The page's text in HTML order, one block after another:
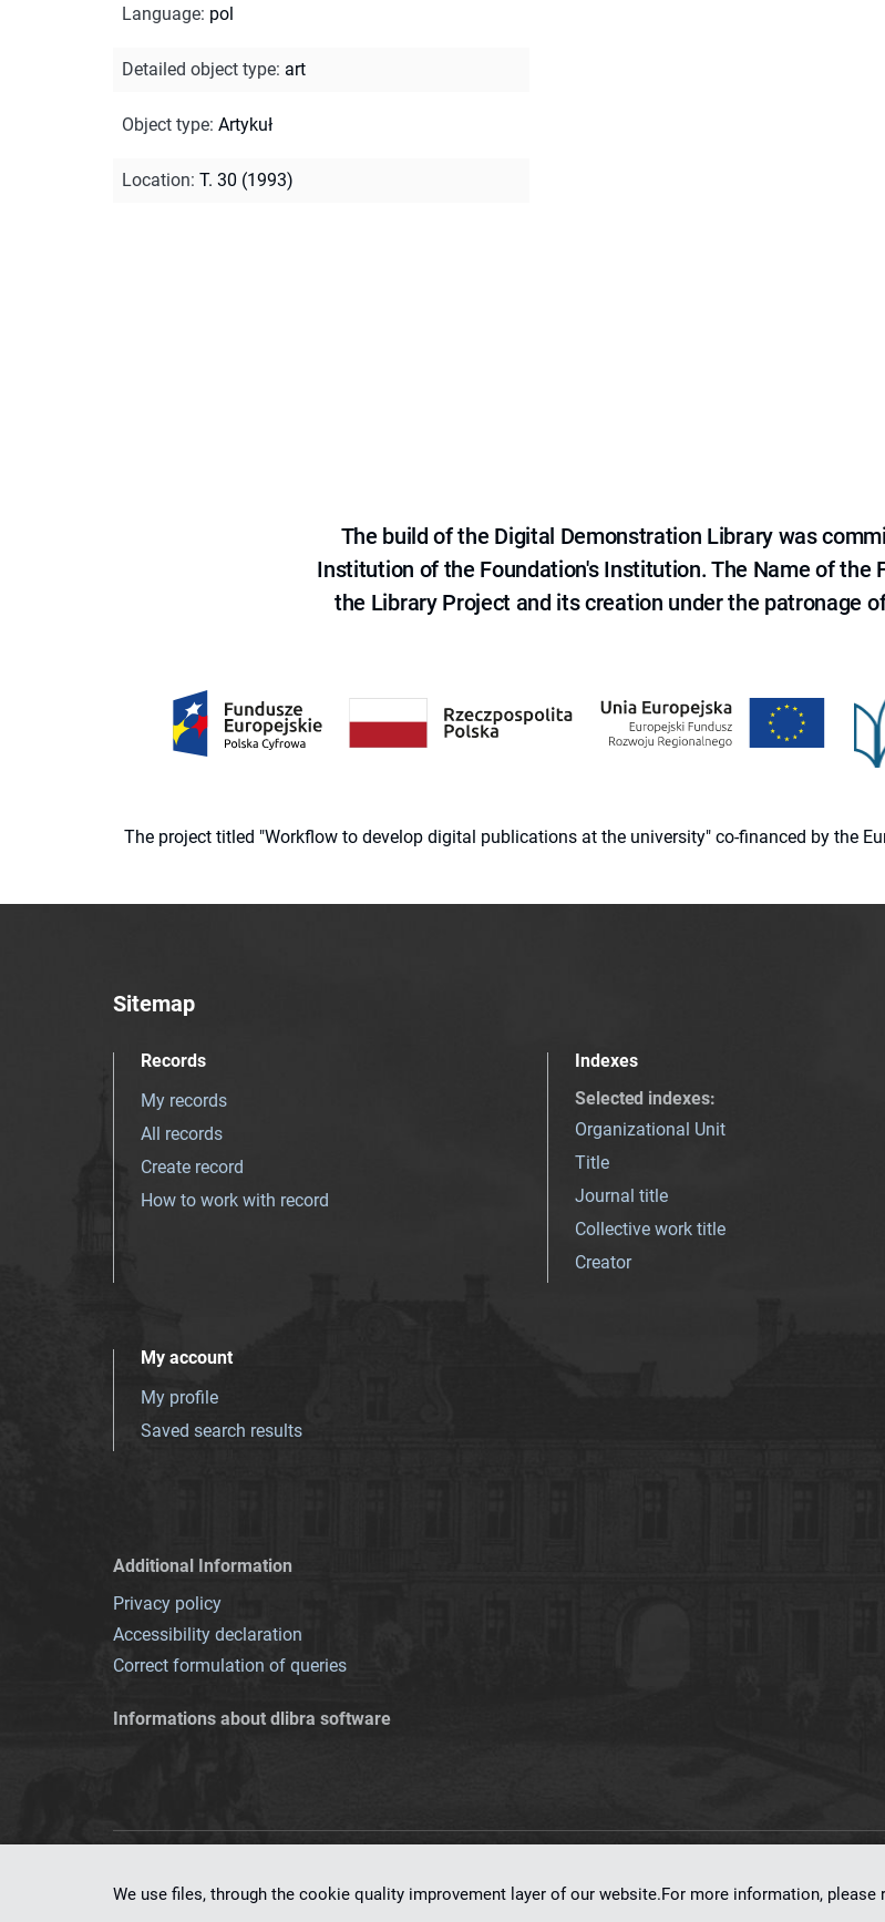
Language: pol
Detailed object type: art
Object type: Artykuł
Location: T. 30 (1993)
The build of the Digital Demonstration Library was
Institution of the Foundation's Institution. The Name of the
the Library Project and its creation under the patronage
The project titled "Workflow to develop digital publications at the university" co-financed by the
Sitemap
Records
My records
All records
Create record
How to work with record
Indexes
Selected indexes:
Organizational Unit
Title
Journal title
Collective work title
Creator
My account
My profile
Saved search results
Additional Information
Privacy policy
Accessibility declaration
Correct formulation of queries
Informations about dlibra software
We use files, through the cookie quality improvement layer of our website.For more information, please